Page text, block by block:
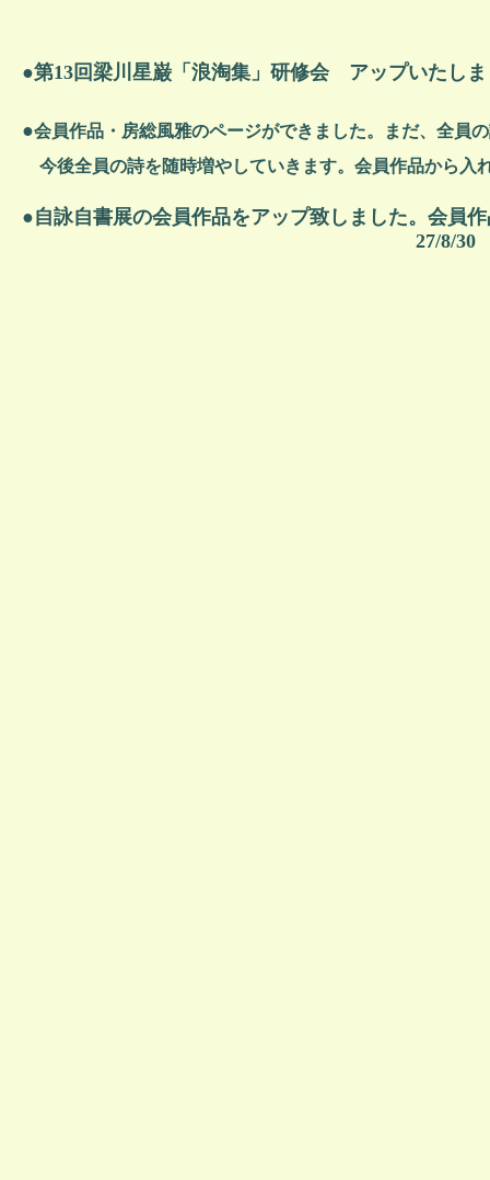
●第13回梁川星巌「浪淘集」研修会 アップいたし
●会員作品・房総風雅のページができました。まだ、全員
今後全員の詩を随時増やしていきます。会員作品から入
●自詠自書展の会員作品をアップ致しました。会員
27/8/30